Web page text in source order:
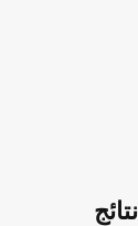
نتائج